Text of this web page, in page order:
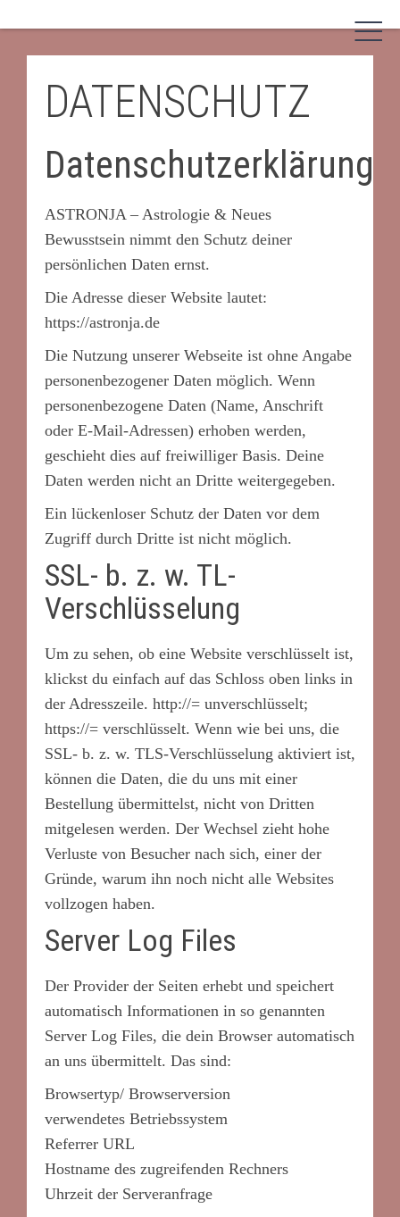
contentDATENSCHUTZ
Datenschutzerklärung
ASTRONJA – Astrologie & Neues
Bewusstsein nimmt den Schutz deiner
persönlichen Daten ernst.
Die Adresse dieser Website lautet:
https://astronja.de
Die Nutzung unserer Webseite ist ohne Angabe
personenbezogener Daten möglich. Wenn
personenbezogene Daten (Name, Anschrift
oder E-Mail-Adressen) erhoben werden,
geschieht dies auf freiwilliger Basis. Deine
Daten werden nicht an Dritte weitergegeben.
Ein lückenloser Schutz der Daten vor dem
Zugriff durch Dritte ist nicht möglich.
SSL- b. z. w. TL-
Verschlüsselung
Um zu sehen, ob eine Website verschlüsselt ist,
klickst du einfach auf das Schloss oben links in
der Adresszeile. http://= unverschlüsselt;
https://= verschlüsselt. Wenn wie bei uns, die
SSL- b. z. w. TLS-Verschlüsselung aktiviert ist,
können die Daten, die du uns mit einer
Bestellung übermittelst, nicht von Dritten
mitgelesen werden. Der Wechsel zieht hohe
Verluste von Besucher nach sich, einer der
Gründe, warum ihn noch nicht alle Websites
vollzogen haben.
Server Log Files
Der Provider der Seiten erhebt und speichert
automatisch Informationen in so genannten
Server Log Files, die dein Browser automatisch
an uns übermittelt. Das sind:
Browsertyp/ Browserversion
verwendetes Betriebssystem
Referrer URL
Hostname des zugreifenden Rechners
Uhrzeit der Serveranfrage